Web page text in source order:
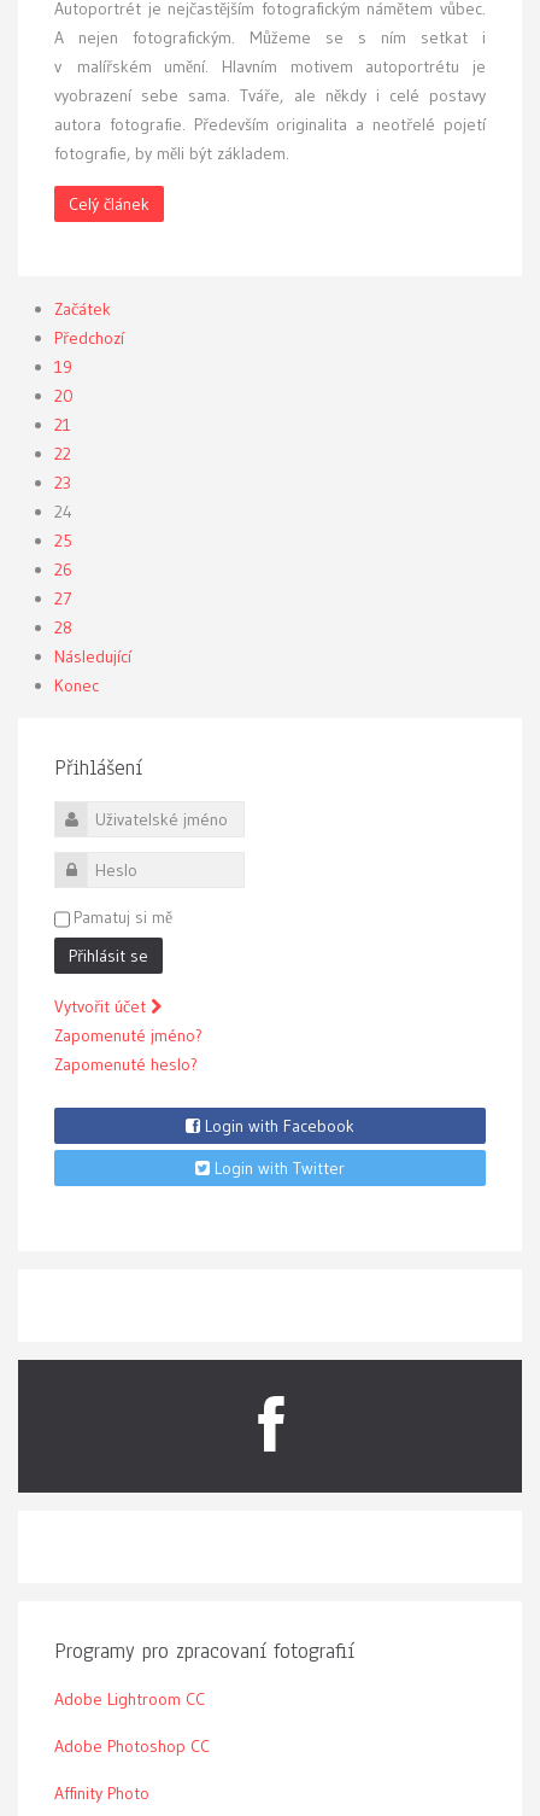
Autoportrét je nejčastějším fotografickým námětem vůbec.
A nejen fotografickým. Můžeme se s ním setkat i
v malířském umění. Hlavním motivem autoportrétu je
vyobrazení sebe sama. Tváře, ale někdy i celé postavy
autora fotografie. Především originalita a neotřelé pojetí
fotografie, by měli být základem.
Celý článek
Začátek
Předchozí
19
20
21
22
23
24
25
26
27
28
Následující
Konec
Přihlášení
Uživatelské jméno
Heslo
Pamatuj si mě
Přihlásit se
Vytvořit účet
Zapomenuté jméno?
Zapomenuté heslo?
Login with Facebook
Login with Twitter
Programy pro zpracovaní fotografií
Adobe Lightroom CC
Adobe Photoshop CC
Affinity Photo